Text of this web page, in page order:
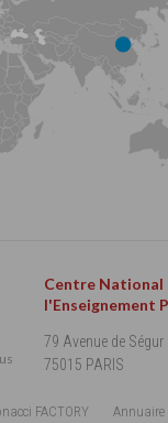
Centre National
l'Enseignement
79 Avenue de Ségur
75015 PARIS
FACTORY
Annuaire